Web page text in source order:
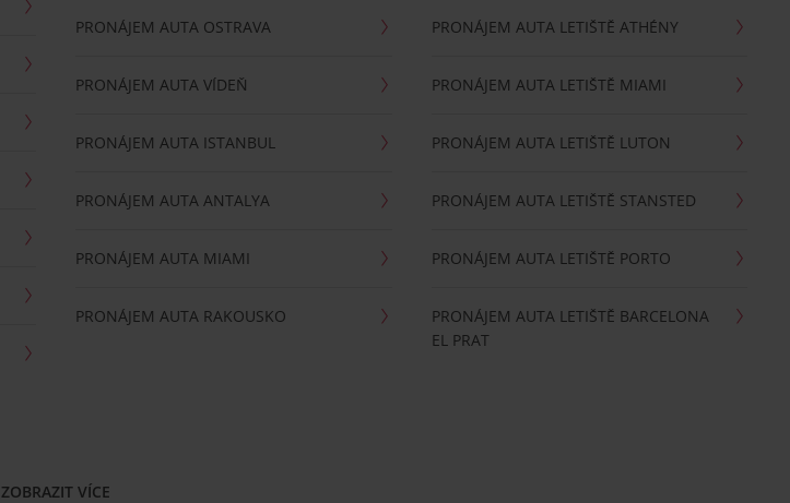
PRONÁJEM AUTA OSTRAVA
PRONÁJEM AUTA VÍDEŇ
PRONÁJEM AUTA ISTANBUL
PRONÁJEM AUTA ANTALYA
PRONÁJEM AUTA MIAMI
PRONÁJEM AUTA RAKOUSKO
PRONÁJEM AUTA LETIŠTĚ ATHÉNY
PRONÁJEM AUTA LETIŠTĚ MIAMI
PRONÁJEM AUTA LETIŠTĚ LUTON
PRONÁJEM AUTA LETIŠTĚ STANSTED
PRONÁJEM AUTA LETIŠTĚ PORTO
PRONÁJEM AUTA LETIŠTĚ BARCELONA
EL PRAT
ZOBRAZIT VÍCE